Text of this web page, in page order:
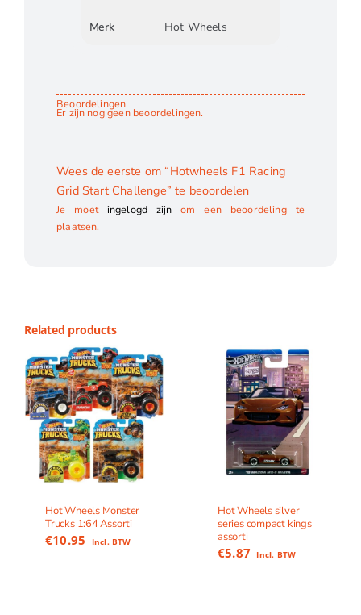
Merk Hot Wheels
Beoordelingen
Er zijn nog geen beoordelingen.
Wees de eerste om “Hotwheels F1 Racing
Grid Start Challenge” te beoordelen
Je moet ingelogd zijn om een beoordeling te
plaatsen.
Related products
Hot Wheels Monster
Trucks 1:64 Assorti
€10.95 Incl. BTW
Hot Wheels silver
series compact kings
assorti
€5.87 Incl. BTW